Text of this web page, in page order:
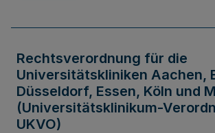
Rechtsverordnung für die
Universitätskliniken Aachen,
Düsseldorf, Essen, Köln und
(Universitätsklinikum-
UKVO)